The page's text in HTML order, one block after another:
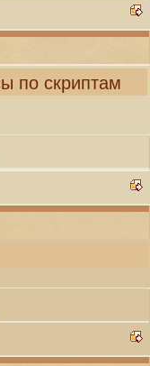
по скриптам